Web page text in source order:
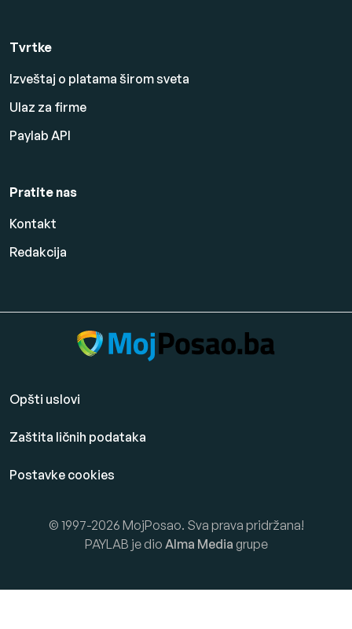
Tvrtke
Izveštaj o platama širom sveta
Ulaz za firme
Paylab API
Pratite nas
Kontakt
Redakcija
Opšti uslovi
Zaštita ličnih podataka
Postavke cookies
© 1997-2026 MojPosao. Sva prava pridržana!
PAYLAB je dio Alma Media grupe